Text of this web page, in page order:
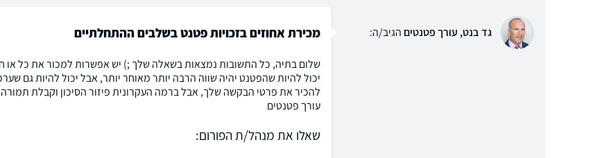
גד בנט, עורך פטנטים הגיב/ה: מכירת אחוזים בזכויות פטנט בשלבים ההתחלתיים
שלום בתיה, כל התשובות נמצאות בשאלה שלך ;) יש אפשרות למכור את כל או
יכול להיות שהפטנט יהיה שווה הרבה יותר מאוחר יותר, אבל יכול להיות גם
להכיר את פרטי הבקשה שלך, אבל ברמה העקרונית פיזור הסיכון וקבלת
עורך פטנטים
שאלו את מנהל/ת הפורום: